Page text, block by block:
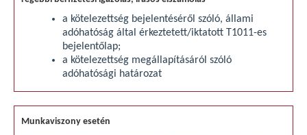
a kötelezettség bejelentéséről szóló, állami
adóhatóság által érkeztetett/iktatott T1011-es
bejelentőlap;
a kötelezettség megállapításáról szóló
adóhatósági határozat